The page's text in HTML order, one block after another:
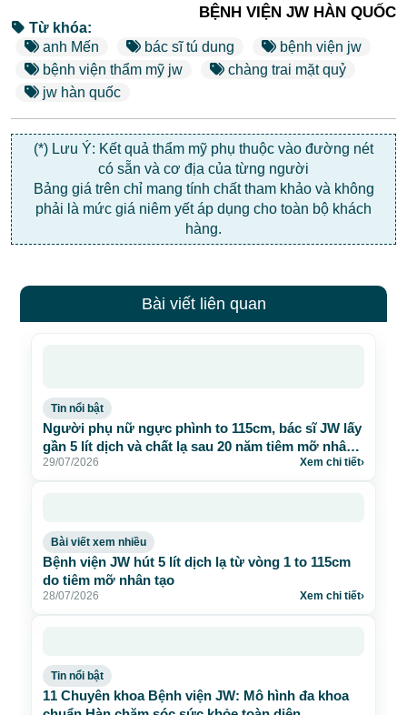
BỆNH VIỆN JW HÀN QUỐC
Từ khóa:
anh Mến
bác sĩ tú dung
bệnh viện jw
bệnh viện thẩm mỹ jw
chàng trai mặt quỷ
jw hàn quốc
(*) Lưu Ý: Kết quả thẩm mỹ phụ thuộc vào đường nét
có sẵn và cơ địa của từng người
Bảng giá trên chỉ mang tính chất tham khảo và không
phải là mức giá niêm yết áp dụng cho toàn bộ khách
hàng.
Bài viết liên quan
Tin nổi bật
Người phụ nữ ngực phình to 115cm, bác sĩ JW lấy
gần 5 lít dịch và chất lạ sau 20 năm tiêm mỡ nhân
tạo
29/07/2026 Xem chi tiết›
Bài viết xem nhiều
Bệnh viện JW hút 5 lít dịch lạ từ vòng 1 to 115cm
do tiêm mỡ nhân tạo
28/07/2026 Xem chi tiết›
Tin nổi bật
11 Chuyên khoa Bệnh viện JW: Mô hình đa khoa